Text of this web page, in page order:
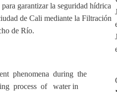
para garantizar la seguridad hídrica
de Cali mediante la Filtración
de Río.
phenomena during the
process of water in